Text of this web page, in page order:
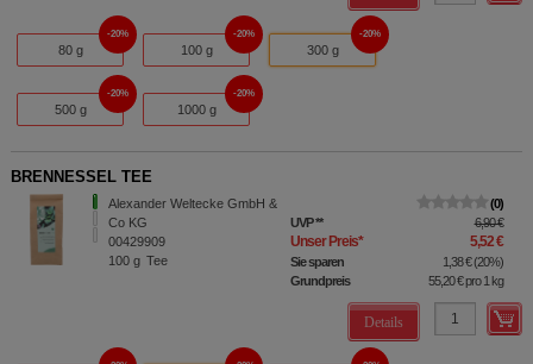
80 g
20%
100 g
20%
300 g
20%
500 g
20%
1000 g
20%
BRENNESSEL TEE
Alexander Weltecke GmbH &
Co KG
00429909
100 g Tee
0
UVP** 6,90 €
Unser Preis* 5,52 €
Sie sparen 1,38 €(20%)
Grundpreis
55,20 €pro 1 kg
Details